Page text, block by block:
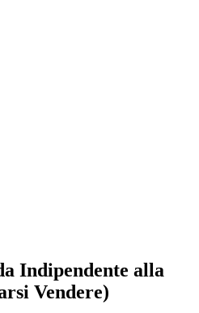
Indipendente alla
Vendere)